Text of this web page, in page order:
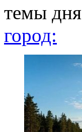
темы
город: